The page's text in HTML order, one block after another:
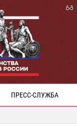
ПРЕСС-СЛУЖБА